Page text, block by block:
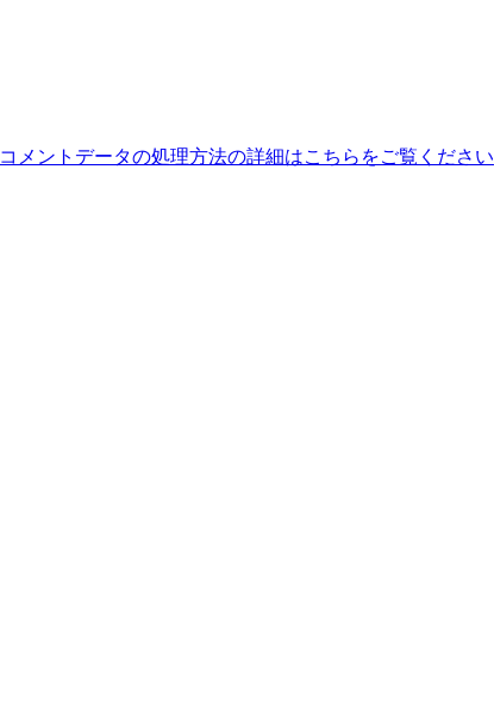
コメントデータの処理方法の詳細はこちらをご覧ください